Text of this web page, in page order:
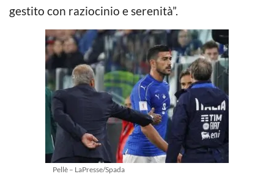
gestito con raziocinio e serenità”.
Pellè – LaPresse/Spada